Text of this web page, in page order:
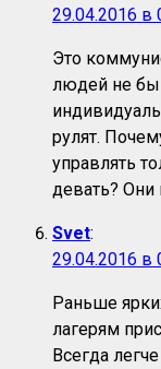
29.04.2016 в
Это
людей не
рулят.
управлять
девать? Они
Svet:
29.04.2016 в
Раньше
лагерям
Всегда